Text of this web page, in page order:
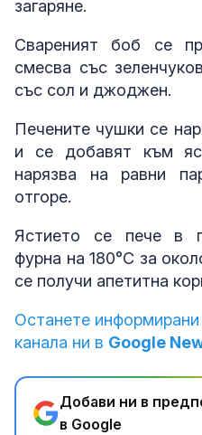
загаряне.
Свареният боб се
смесва със
със сол и джоджен.
Печените чушки се
и се добавят към
нарязва на равни
отгоре.
Ястието се пече в
фурна на 180°C за
се получи апетитна
Останете
канала ни в Google
Добави ни в
в Google